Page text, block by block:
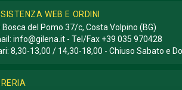
WEB E ORDINI
Bosca del Pomo 37/c, Costa Volpino (BG)
info@gilena.it - Tel/Fax +39 035 970428
8,30-13,00 / 14,30-18,00 - Chiuso Sabato e